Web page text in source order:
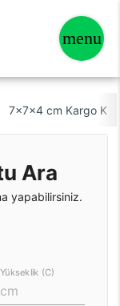
7x7x4 cm Kargo
Ara
yapabilirsiniz.
Yükseklik (C)